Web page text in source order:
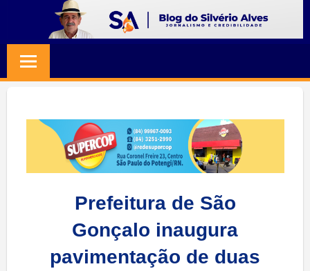
content
SILVERIO
ALVES
Jornalismo
Credibilidade
Prefeitura de São
Gonçalo inaugura
pavimentação de duas